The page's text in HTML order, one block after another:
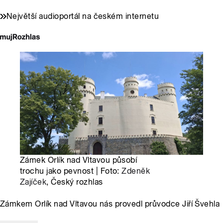
Největší audioportál na českém internetu
Zámek Orlík nad Vltavou působí
trochu jako pevnost | Foto:Zdeněk
Zajíček, Český rozhlas
Zámkem Orlík nad Vltavou nás provedl průvodce Jiří Švehla